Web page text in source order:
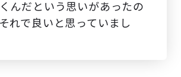
んだという思いがあったの
れで良いと思っていまし